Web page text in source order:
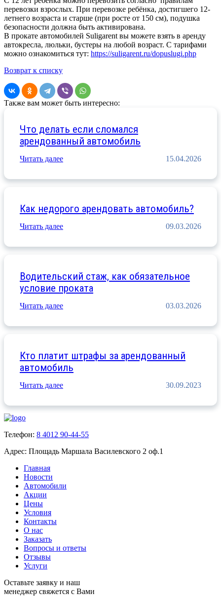
перевозки взрослых. При перевозке ребёнка, достигшего 12-
летнего возраста и старше (при росте от 150 см), подушка
безопасности должна быть активирована.
В прокате автомобилей Suligarent вы можете взять в аренду
автокресла, люльки, бустеры на любой возраст. С тарифами
можно ознакомиться тут: https://suligarent.ru/dopuslugi.php
Возврат к списку
Также вам может быть интересно:
Что делать если сломался
арендованный автомобиль
Читать далее 15.04.2026
Как недорого арендовать автомобиль?
Читать далее 09.03.2026
Водительский стаж, как обязательное
условие проката
Читать далее 03.03.2026
Кто платит штрафы за арендованный
автомобиль
Читать далее 30.09.2023
Телефон: 8 4012 90-44-55
Адрес: Площадь Маршала Василевского 2 оф.1
Главная
Новости
Автомобили
Акции
Цены
Условия
Контакты
О нас
Заказать
Вопросы и ответы
Отзывы
Услуги
Оставьте заявку и наш
менеджер свяжется с Вами